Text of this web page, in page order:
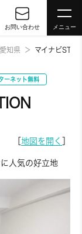
お問い合わせ メニュー
愛知県 マイナビ
ーネット無料
地図を開く
人気の好立地